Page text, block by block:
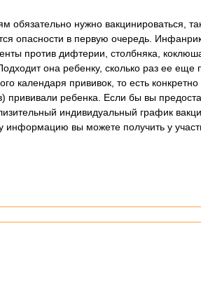
нужно вакцинироваться,
опасности в первую очередь.
против дифтерии, столбняка,
она ребенку, сколько раз ее еще
календаря прививок, то есть
прививали ребенка. Если бы вы
индивидуальный график
информацию вы можете получить у